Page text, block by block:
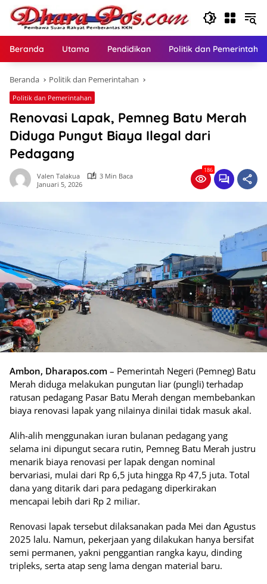
Langsung
konten
Beranda Utama Pendidikan Politik dan
Beranda Politik dan Pemerintahan
Politik dan Pemerintahan
Renovasi Lapak, Pemneg Batu Merah
Diduga Pungut Biaya Ilegal dari
Pedagang
Valen Talakua
3 Min Baca
Januari 5, 2026
186
Ambon, Dharapos.com – Pemerintah Negeri (Pemneg) Batu
Merah diduga melakukan pungutan liar (pungli) terhadap
ratusan pedagang Pasar Batu Merah dengan membebankan
biaya renovasi lapak yang nilainya dinilai tidak masuk akal.
Alih-alih menggunakan iuran bulanan pedagang yang
selama ini dipungut secara rutin, Pemneg Batu Merah justru
menarik biaya renovasi per lapak dengan nominal
bervariasi, mulai dari Rp 6,5 juta hingga Rp 47,5 juta. Total
dana yang ditarik dari para pedagang diperkirakan
mencapai lebih dari Rp 2 miliar.
Renovasi lapak tersebut dilaksanakan pada Mei dan Agustus
2025 lalu. Namun, pekerjaan yang dilakukan hanya bersifat
semi permanen, yakni penggantian rangka kayu, dinding
tripleks, serta atap seng lama dengan material baru.